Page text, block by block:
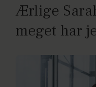
Ærlige
meget har